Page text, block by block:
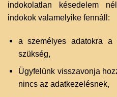
indokolatlan késedelem
indokok valamelyike fennáll:
a személyes adatokra a
szükség,
Ügyfelünk visszavonja
nincs az adatkezelésnek,